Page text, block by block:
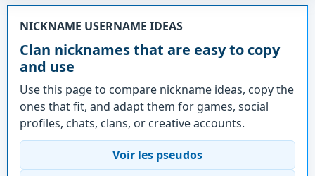
NICKNAME USERNAME IDEAS
Clan nicknames that are easy to copy
and use
Use this page to compare nickname ideas, copy the
ones that fit, and adapt them for games, social
profiles, chats, clans, or creative accounts.
Voir les pseudos